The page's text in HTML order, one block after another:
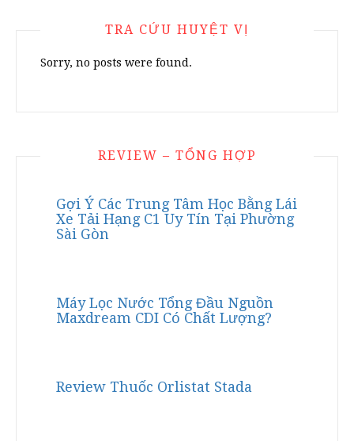
TRA CỨU HUYỆT VỊ
Sorry, no posts were found.
REVIEW – TỔNG HỢP
Gợi Ý Các Trung Tâm Học Bằng Lái
Xe Tải Hạng C1 Uy Tín Tại Phường
Sài Gòn
Máy Lọc Nước Tổng Đầu Nguồn
Maxdream CDI Có Chất Lượng?
Review Thuốc Orlistat Stada